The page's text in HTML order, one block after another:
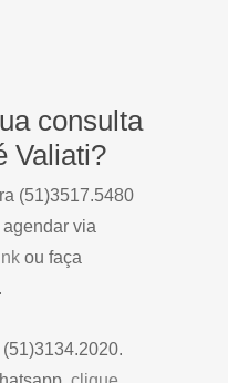
consulta
Valiati?
(51)3517.5480
via
ou faça
.